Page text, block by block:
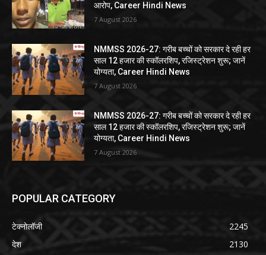
आरोप, Career Hindi News
7 August 2026
NMMSS 2026-27: गरीब बच्चों को सरकार दे रही हर
साल 12 हजार की स्कॉलरशिप, रजिस्ट्रेशन शुरू; जानें
योग्यता, Career Hindi News
7 August 2026
NMMSS 2026-27: गरीब बच्चों को सरकार दे रही हर
साल 12 हजार की स्कॉलरशिप, रजिस्ट्रेशन शुरू; जानें
योग्यता, Career Hindi News
7 August 2026
POPULAR CATEGORY
टेक्नोलॉजी
2245
देश
2130